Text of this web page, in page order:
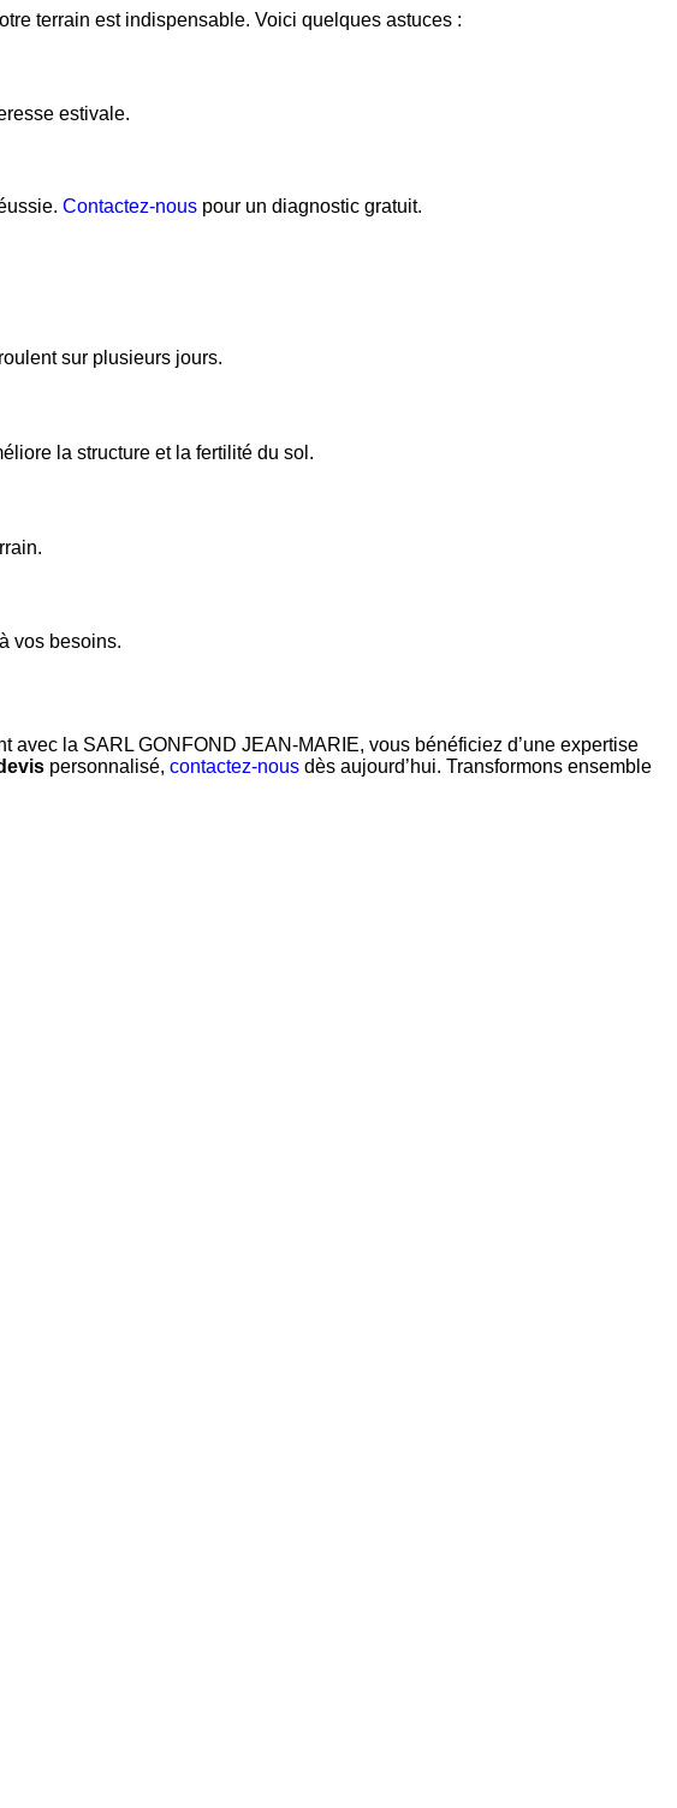
terrain est indispensable. Voici quelques astuces :
estivale.
Contactez-nous pour un diagnostic gratuit.
sur plusieurs jours.
la structure et la fertilité du sol.
vos besoins.
avec la SARL GONFOND JEAN-MARIE, vous bénéficiez d’une expertise
personnalisé, contactez-nous dès aujourd’hui. Transformons ensemble